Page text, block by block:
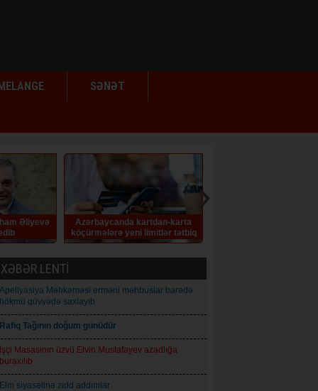
SƏNƏT
karta
tətbiq
Eyvaz Əlləzoğlu. Yeddi çinar -
HEKAYƏ
XƏBƏR LENTİ
Apellyasiya Məhkəməsi erməni məhbuslar barədə
hökmü qüvvədə saxlayıb
Rafiq Tağının doğum günüdür
İşçi Masasının üzvü Elvin Mustafayev azadlığa
buraxılıb
Elm siyasətinə zidd addımlar